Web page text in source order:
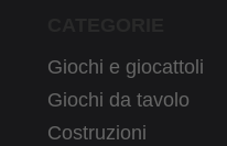
Giochi e giocattoli
Giochi da tavolo
Costruzioni